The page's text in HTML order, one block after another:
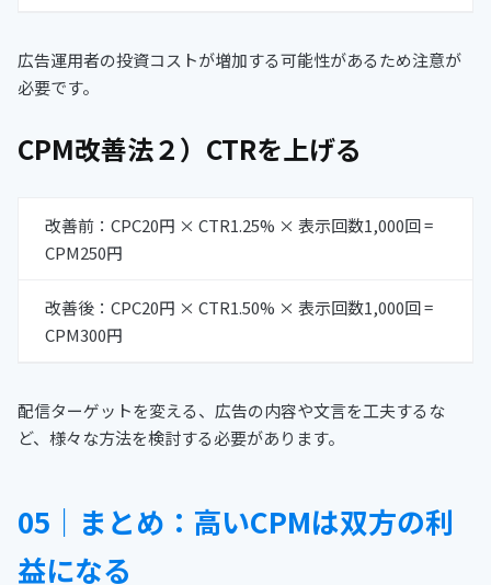
広告運用者の投資コストが増加する可能性があるため注意が
必要です。
CPM改善法２）CTRを上げる
改善前：CPC20円 × CTR1.25% × 表示回数1,000回 =
CPM250円
改善後：CPC20円 × CTR1.50% × 表示回数1,000回 =
CPM300円
配信ターゲットを変える、広告の内容や文言を工夫するな
ど、様々な方法を検討する必要があります。
05｜まとめ：高いCPMは双方の利
益になる